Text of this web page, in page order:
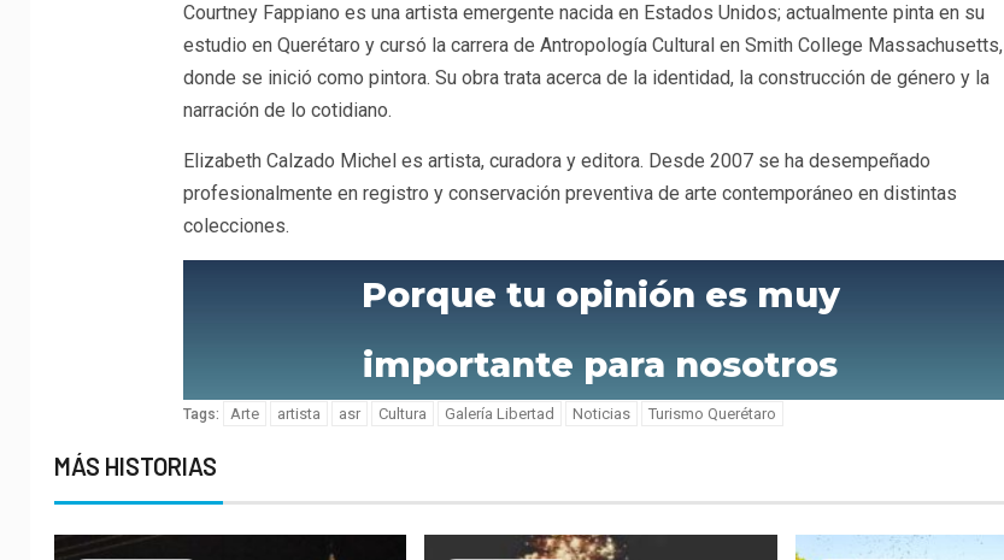
Courtney Fappiano es una artista emergente nacida en Estados Unidos; actualmente pinta en su
estudio en Querétaro y cursó la carrera de Antropología Cultural en Smith College Massachusetts,
donde se inició como pintora. Su obra trata acerca de la identidad, la construcción de género y la
narración de lo cotidiano.
Elizabeth Calzado Michel es artista, curadora y editora. Desde 2007 se ha desempeñado
profesionalmente en registro y conservación preventiva de arte contemporáneo en distintas
colecciones.
Porque tu opinión es muy
importante para nosotros
Tags: Arte artista asr Cultura Galería Libertad Noticias Turismo Querétaro
MÁS HISTORIAS